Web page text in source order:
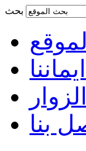
ايماننا
بنا